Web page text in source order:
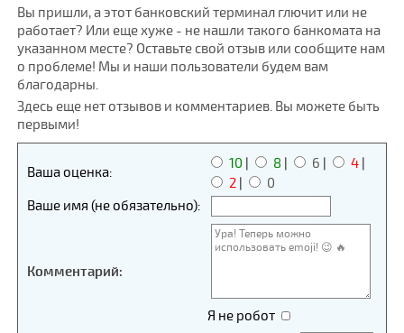
Вы пришли, а этот банковский терминал глючит или не
работает? Или еще хуже - не нашли такого банкомата на
указанном месте? Оставьте свой отзыв или сообщите нам
о проблеме! Мы и наши пользователи будем вам
благодарны.
Здесь еще нет отзывов и комментариев. Вы можете быть
первыми!
Ваша оценка:
10 | 8 | 6 | 4|
2|
0
Ваше имя (не обязательно):
Комментарий:
Я не робот